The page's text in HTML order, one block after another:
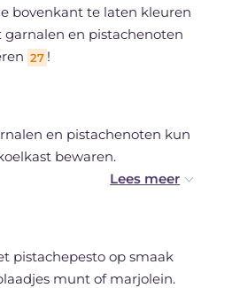
bovenkant te laten kleuren
garnalen en pistachenoten
27 !
en pistachenoten kun
bewaren.
je 4-5 dagen in de
invriezen.
pistachepesto op smaak
munt of marjolein.